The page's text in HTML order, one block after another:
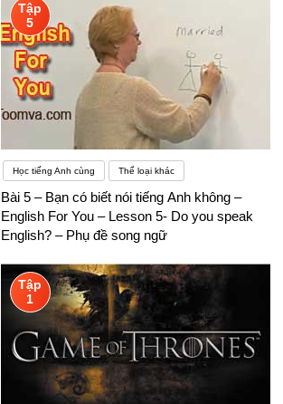
Tập
5
Học tiếng Anh cùng Thể loại khác
Bài 5 – Bạn có biết nói tiếng Anh không –
English For You – Lesson 5- Do you speak
English? – Phụ đề song ngữ
Tập
1